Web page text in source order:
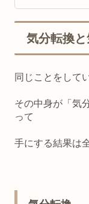
気分転換
同じことをして
その中身が「気
って
手にする結果は